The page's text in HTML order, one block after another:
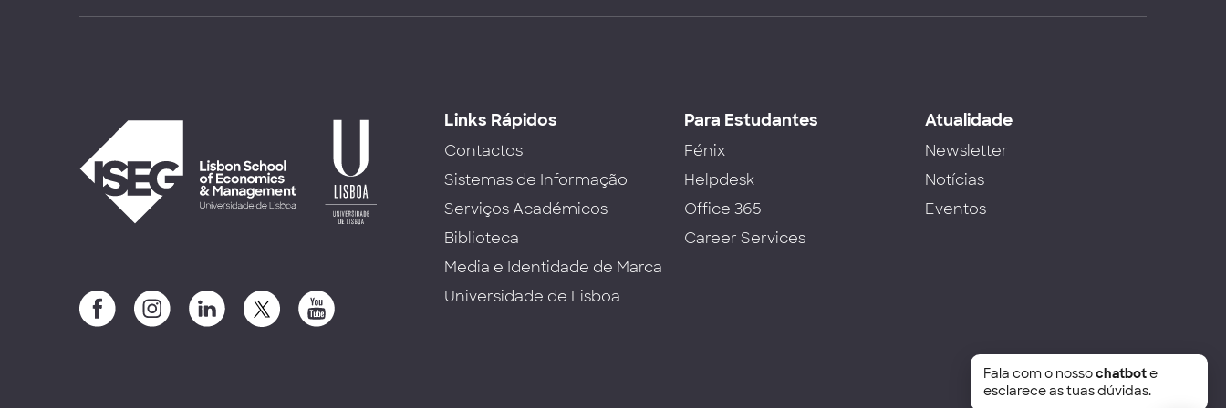
Links Rápidos
Contactos
Sistemas de Informação
Serviços Académicos
Biblioteca
Media e Identidade de Marca
Universidade de Lisboa
Para Estudantes
Fénix
Helpdesk
Office 365
Career Services
Atualidade
Newsletter
Notícias
Eventos
Fala com o nossochatbote
esclarece as tuas dúvidas.